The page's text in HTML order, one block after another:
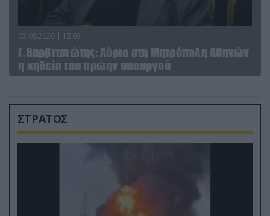
03.08.2026 | 12:02
Γ.Βαρβιτσιώτης: Aύριο στη Μητρόπολη Αθηνών
η κηδεία του πρώην υπουργού
ΣΤΡΑΤΟΣ